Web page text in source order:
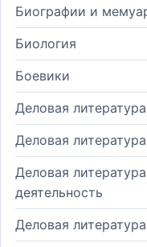
Биографии и
Биология
Боевики
Деловая литература
Деловая
Деловая
деятельность
Деловая